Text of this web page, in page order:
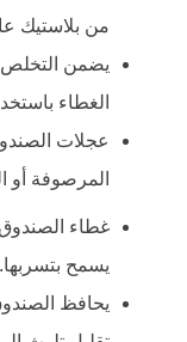
من بلاستيك
يضمن التخلص
الغطاء
عجلات
المرصوفة أو
غطاء
يسمح بتسربها.
يحافظ